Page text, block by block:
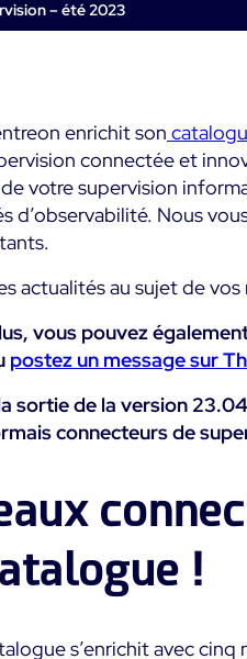
Gratuit
Gratuit
Tous
– été 2023
enrichit son
connectée et
votre supervision
d’observabilité. Nous
actualités au sujet de
vous pouvez
postez un message sur
sortie de la version
connecteurs de
!
s’enrichit avec